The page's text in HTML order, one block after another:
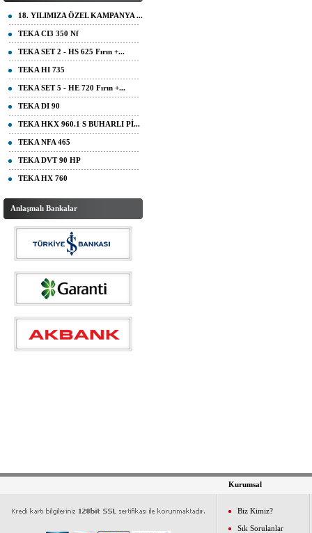
18. YILIMIZA ÖZEL KAMPANYA ...
TEKA CI3 350 Nf
TEKA SET 2 - HS 625 Fırın +...
TEKA HI 735
TEKA SET 5 - HE 720 Fırın +...
TEKA DI 90
TEKA HKX 960.1 S BUHARLI Pİ...
TEKA NFA 465
TEKA DVT 90 HP
TEKA HX 760
Anlaşmalı Bankalar
Kurumsal
Biz Kimiz?
Sık Sorulanlar